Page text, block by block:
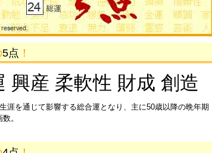
5点 ！
興産 柔軟性 財成 創造
涯を通じて影響する総合運となり、主に50歳以降の晩年期
。